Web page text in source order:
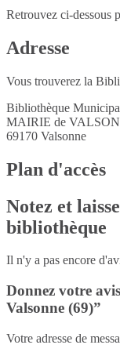
Retrouvez ci-dessous
Adresse
Vous trouverez la
Bibliothèque
MAIRIE de
69170 Valsonne
Plan d'accès
Notez et
bibliothèque
Il n'y a pas encore
Donnez votre
Valsonne (69)”
Votre adresse de